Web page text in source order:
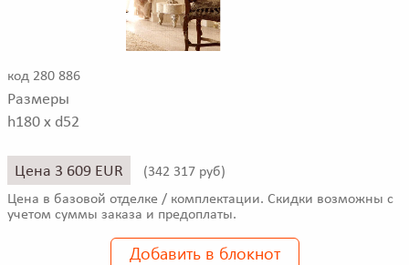
код 280 886
Размеры
h180 x d52
Цена 3 609 EUR (342 317 руб)
Цена в базовой отделке / комплектации. Скидки возможны с
учетом суммы заказа и предоплаты.
Добавить в блокнот